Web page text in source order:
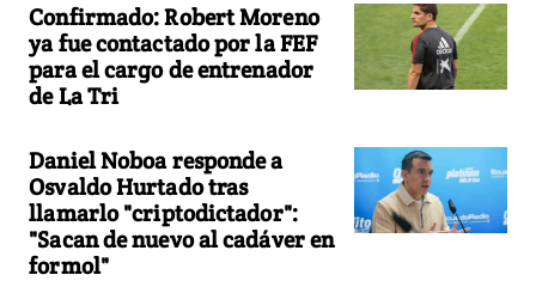
Confirmado: Robert Moreno
ya fue contactado por la FEF
para el cargo de entrenador
de La Tri
Daniel Noboa responde a
Osvaldo Hurtado tras
llamarlo "criptodictador":
"Sacan de nuevo al cadáver en
formol"